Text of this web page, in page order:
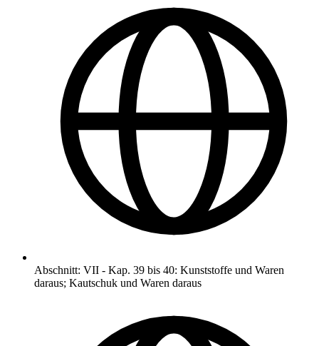
Abschnitt: VII - Kap. 39 bis 40: Kunststoffe und Waren
daraus; Kautschuk und Waren daraus